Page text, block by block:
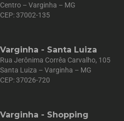
Centro – Varginha – MG
CEP: 37002-135
Varginha - Santa Luiza
Rua Jerônima Corrêa Carvalho, 105
Santa Luiza – Varginha – MG
CEP: 37026-720
Varginha - Shopping